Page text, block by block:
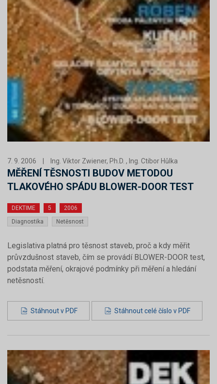
7. 9. 2006 Ing. Viktor Zwiener, Ph.D. , Ing. Ctibor Hůlka
MĚŘENÍ TĚSNOSTI BUDOV METODOU
TLAKOVÉHO SPÁDU BLOWER-DOOR TEST
DEKTIME 5
2006
Diagnostika
Netěsnost
Legislativa platná pro těsnost staveb, proč a kdy měřit
průvzdušnost staveb, čím se provádí BLOWER-DOOR test,
podstata měření, okrajové podmínky při měření a hledání
netěsností.
Stáhnout v PDF Stáhnout celé číslo v PDF